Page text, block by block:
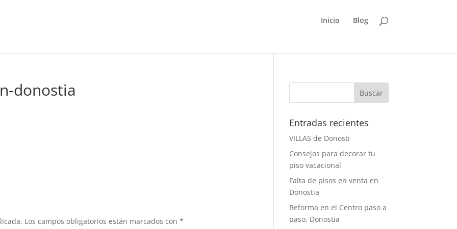
Inicio Blog
donostia
Los campos obligatorios están marcados con*
Entradas recientes
VILLAS de Donosti
Consejos para decorar tu
piso vacacional
Falta de pisos en venta en
Donostia
Reforma en el Centro paso a
paso, Donostia